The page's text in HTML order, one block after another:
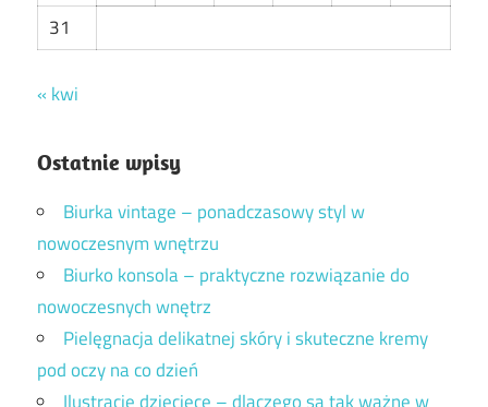
31
« kwi
Ostatnie wpisy
Biurka vintage – ponadczasowy styl w
nowoczesnym wnętrzu
Biurko konsola – praktyczne rozwiązanie do
nowoczesnych wnętrz
Pielęgnacja delikatnej skóry i skuteczne kremy
pod oczy na co dzień